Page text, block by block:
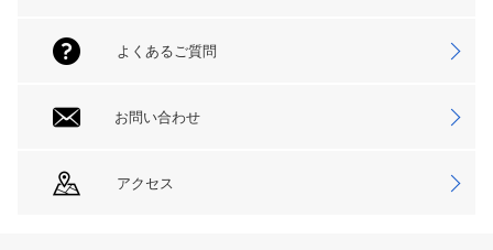
よくあるご質問
お問い合わせ
アクセス